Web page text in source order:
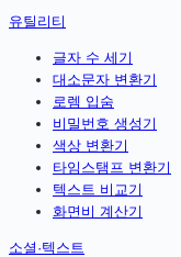
유틸리티
글자 수 세기
대소문자 변환기
로렘 입숨
비밀번호 생성기
색상 변환기
타임스탬프 변환기
텍스트 비교기
화면비 계산기
소셜·텍스트